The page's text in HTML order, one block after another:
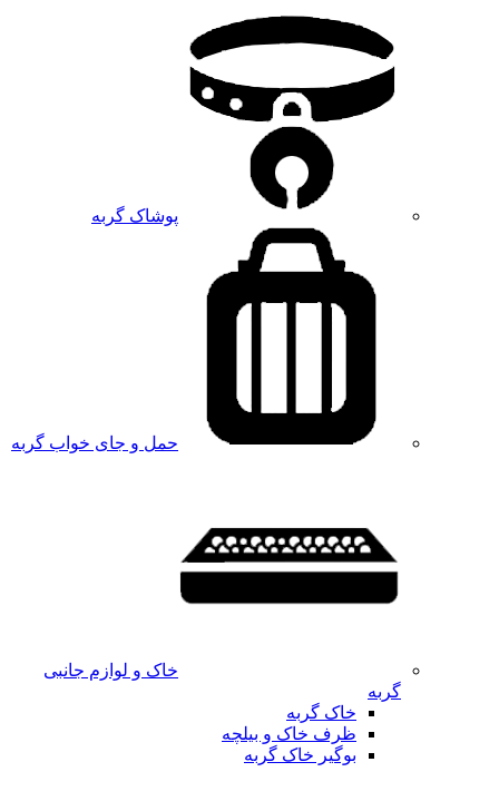
پوشاک گربه
حمل و جای خواب گربه
خاک و لوازم جانبی
گربه
خاک گربه
ظرف خاک و بیلچه
بوگیر خاک گربه